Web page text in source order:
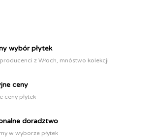
wybór płytek
z Włoch, mnóstwo kolekcji
ceny
ceny płytek
doradztwo
w wyborze płytek